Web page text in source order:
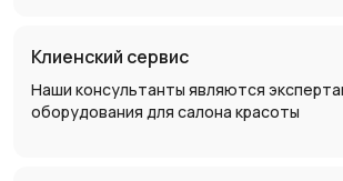
Клиенский сервис
Наши консультанты являются
оборудования для салона красоты